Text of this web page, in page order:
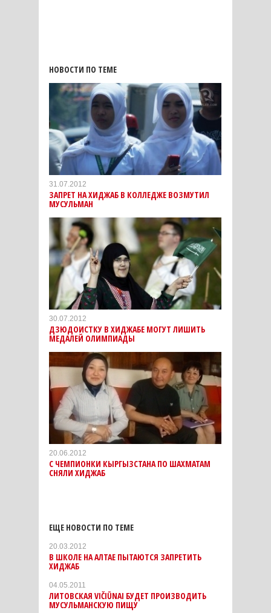
НОВОСТИ ПО ТЕМЕ
31.07.2012
ЗАПРЕТ НА ХИДЖАБ В КОЛЛЕДЖЕ ВОЗМУТИЛ
МУСУЛЬМАН
30.07.2012
ДЗЮДОИСТКУ В ХИДЖАБЕ МОГУТ ЛИШИТЬ
МЕДАЛЕЙ ОЛИМПИАДЫ
20.06.2012
С ЧЕМПИОНКИ КЫРГЫЗСТАНА ПО ШАХМАТАМ
СНЯЛИ ХИДЖАБ
ЕЩЕ НОВОСТИ ПО ТЕМЕ
20.03.2012
В ШКОЛЕ НА АЛТАЕ ПЫТАЮТСЯ ЗАПРЕТИТЬ
ХИДЖАБ
04.05.2011
ЛИТОВСКАЯ VIČIŪNAI БУДЕТ ПРОИЗВОДИТЬ
МУСУЛЬМАНСКУЮ ПИЩУ